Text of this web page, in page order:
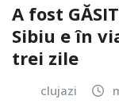
A fost
Sibiu e în
trei zile
clujazi